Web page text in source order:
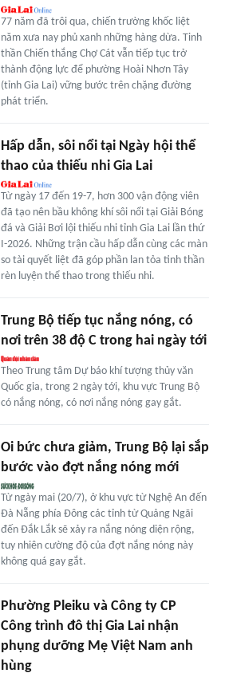
77 năm đã trôi qua, chiến trường khốc liệt
năm xưa nay phủ xanh những hàng dừa. Tinh
thần Chiến thắng Chợ Cát vẫn tiếp tục trở
thành động lực để phường Hoài Nhơn Tây
(tỉnh Gia Lai) vững bước trên chặng đường
phát triển.
Hấp dẫn, sôi nổi tại Ngày hội thể
thao của thiếu nhi Gia Lai
Từ ngày 17 đến 19-7, hơn 300 vận động viên
đã tạo nên bầu không khí sôi nổi tại Giải Bóng
đá và Giải Bơi lội thiếu nhi tỉnh Gia Lai lần thứ
I-2026. Những trận cầu hấp dẫn cùng các màn
so tài quyết liệt đã góp phần lan tỏa tinh thần
rèn luyện thể thao trong thiếu nhi.
Trung Bộ tiếp tục nắng nóng, có
nơi trên 38 độ C trong hai ngày tới
Theo Trung tâm Dự báo khí tượng thủy văn
Quốc gia, trong 2 ngày tới, khu vực Trung Bộ
có nắng nóng, có nơi nắng nóng gay gắt.
Oi bức chưa giảm, Trung Bộ lại sắp
bước vào đợt nắng nóng mới
Từ ngày mai (20/7), ở khu vực từ Nghệ An đến
Đà Nẵng phía Đông các tỉnh từ Quảng Ngãi
đến Đắk Lắk sẽ xảy ra nắng nóng diện rộng,
tuy nhiên cường độ của đợt nắng nóng này
không quá gay gắt.
Phường Pleiku và Công ty CP
Công trình đô thị Gia Lai nhận
phụng dưỡng Mẹ Việt Nam anh
hùng